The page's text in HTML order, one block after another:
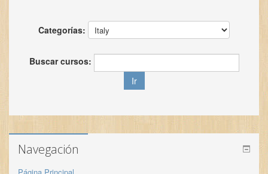
Categorías:
Buscar cursos:
Navegación